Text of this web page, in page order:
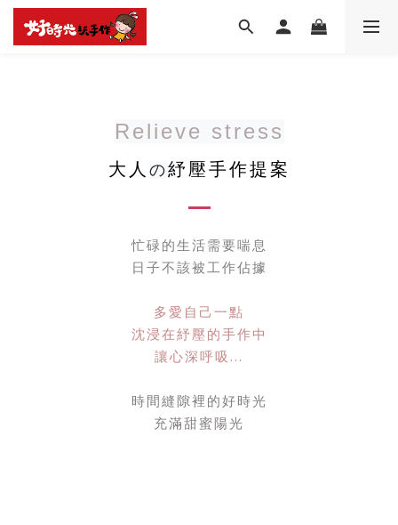
Relieve stress
大人 の紓壓手作提案
忙碌的生活需要喘息
日子不該被工作佔據
多愛自己一點
沈浸在紓壓的手作中
讓心深呼吸...
時間縫隙裡的好時光
充滿甜蜜陽光